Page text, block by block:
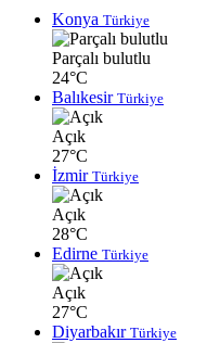
Konya Türkiye
Parçalı bulutlu
24°C
Balıkesir Türkiye
Açık
27°C
İzmir Türkiye
Açık
28°C
Edirne Türkiye
Açık
27°C
Diyarbakır Türkiye